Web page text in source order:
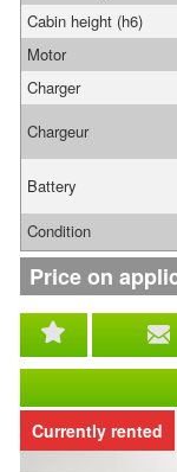
Currently rented
Cabin height (h6)
Motor
Charger
Chargeur
Battery
Condition
Price on